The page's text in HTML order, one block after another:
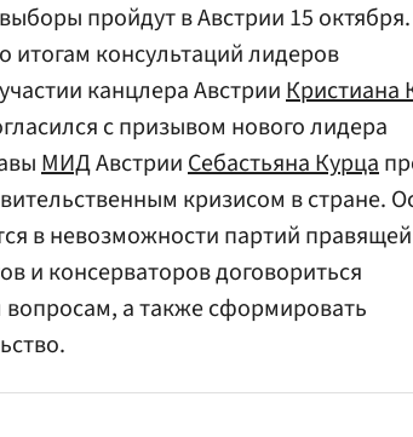
пройдут в Австрии 15 октября.
консультаций лидеров
канцлера АвстрииКристиана
с призывом нового лидера
МИДАвстрииСебастьяна Курца
кризисом в стране.
в невозможности партий правящей
и консерваторов договориться
а также сформировать